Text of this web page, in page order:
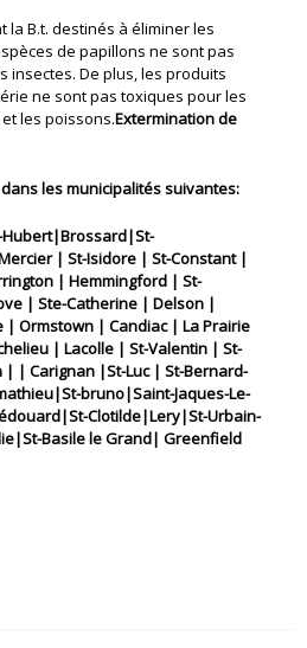
la B.t. destinés à éliminer les
de papillons ne sont pas
insectes. De plus, les produits
ne sont pas toxiques pour les
les poissons.Extermination de
les municipalités suivantes:
| St-Isidore | St-Constant |
| Hemmingford | St-
| Ste-Catherine | Delson |
Ormstown | Candiac | La Prairie
| Lacolle | St-Valentin | St-
| | Carignan |St-Luc | St-Bernard-
bruno|Saint-Jaques-Le-
Clotilde|Lery|St-Urbain-
Basile le Grand| Greenfield